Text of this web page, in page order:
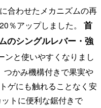
合わせたメカニズムの再
％アップしました。 首
のシングルレバー・強
ンと使いやすくなりまし
つかみ機構付きで果実や
ゲにも触れることなく安
トに便利な鋸付きで